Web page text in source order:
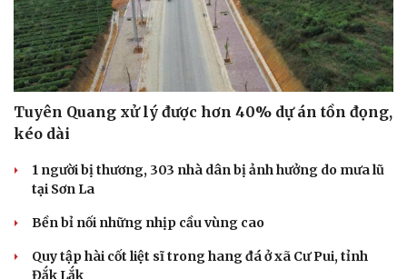
Tuyên Quang xử lý được hơn 40% dự án tồn đọng,
kéo dài
1 người bị thương, 303 nhà dân bị ảnh hưởng do mưa lũ
tại Sơn La
Bền bỉ nối những nhịp cầu vùng cao
Quy tập hài cốt liệt sĩ trong hang đá ở xã Cư Pui, tỉnh
Đắk Lắk